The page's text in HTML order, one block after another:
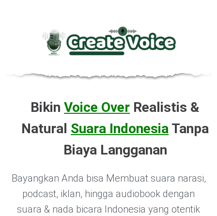
BikinVoice Over Realistis &
Natural Suara Indonesia Tanpa
Biaya Langganan
Bayangkan Anda bisa Membuat suara narasi,
podcast, iklan, hingga audiobook dengan
suara & nada bicara Indonesia yang otentik